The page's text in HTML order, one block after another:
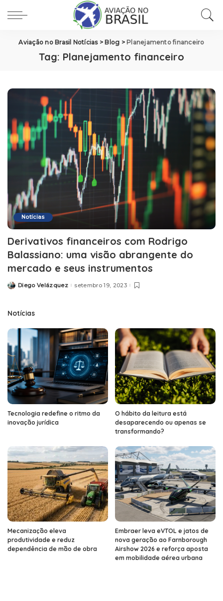
Aviação no Brasil Notícias> Blog > Planejamento financeiro
Tag: Planejamento financeiro
Notícias
Derivativos financeiros com Rodrigo
Balassiano: uma visão abrangente do
mercado e seus instrumentos
PostedDiego Velázquez setembro 19, 2023
Notícias
Tecnologia redefine o ritmo da
inovação jurídica
O hábito da leitura está
desaparecendo ou apenas se
transformando?
Mecanização eleva
produtividade e reduz
dependência de mão de obra
Embraer leva eVTOL e jatos de
nova geração ao Farnborough
Airshow 2026 e reforça aposta
em mobilidade aérea urbana